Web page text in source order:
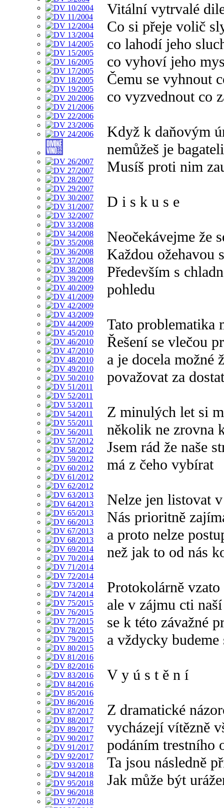
Vitální vytrvalé
Co si přeje volič
co lahodí jeho
co vyhoví jeho
Čemu se vyhnout
co vyzvednout co
Když k daňovým
nemůžeš je
Musíš proti nim
D i s k u s e
Neočekávejme že
Každou ožehavou
Především s
pohledu
Tato problematika
Řešení se vlečou
a je docela možné
považovat za
Z minulých let si
několik ne zrovna
Jsem rád že naše
má z čeho vybírat
Nelze jen listovat
Nás prioritně
a proto nelze
než jak to od nás
Protokolárně
ale v zájmu cti
se k této závažné
a vždycky budeme
V y ú s t ě n í
Z dramatické
vycházejí vítězně
podáním trestního
Ta jsou následně
Jak může být